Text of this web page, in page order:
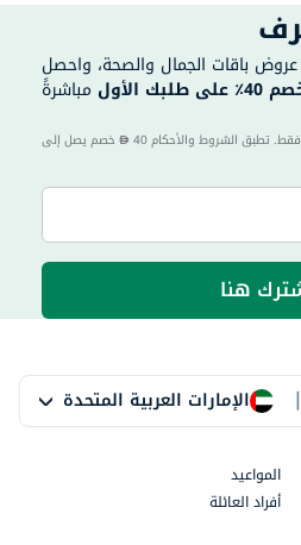
باقات الجمال والصحة، واحصل
على طلبك الأول
هنا
الإمارات العربية المتحدة |
المواعيد
أفراد العائلة